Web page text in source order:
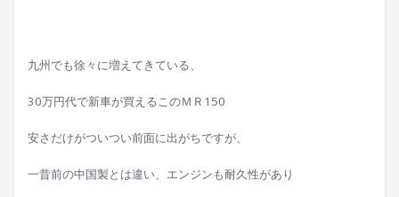
九州でも徐々に増えてきている、
30万円代で新車が買えるこのＭＲ150
安さだけがついつい前面に出がちですが、
一昔前の中国製とは違い、エンジンも耐久性があり